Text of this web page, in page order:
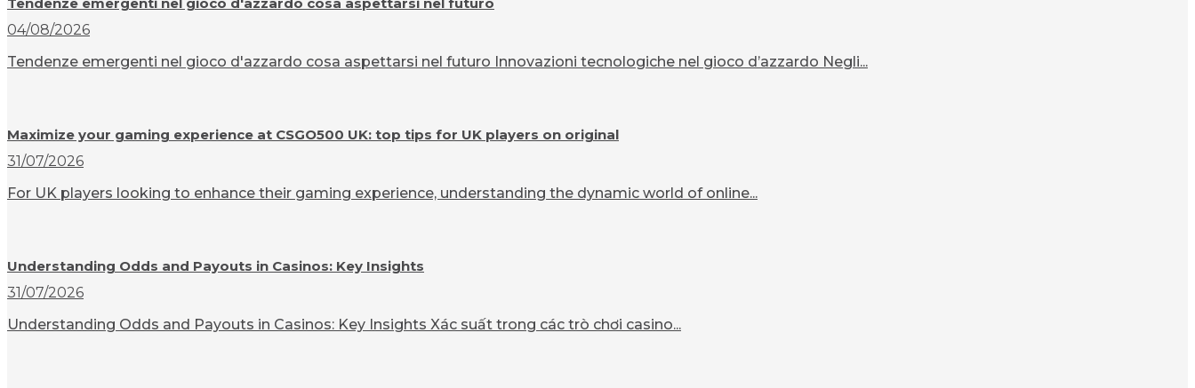
04/08/2026
Tendenze emergenti nel gioco d'azzardo cosa aspettarsi nel futuro Innovazioni tecnologiche nel gioco d’azzardo Negli...
Maximize your gaming experience at CSGO500 UK: top tips for UK players on original
31/07/2026
For UK players looking to enhance their gaming experience, understanding the dynamic world of online...
Understanding Odds and Payouts in Casinos: Key Insights
31/07/2026
Understanding Odds and Payouts in Casinos: Key Insights Xác suất trong các trò chơi casino...